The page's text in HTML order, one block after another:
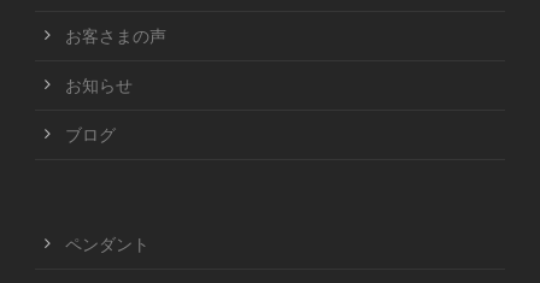
お客さまの声
お知らせ
ブログ
ペンダント